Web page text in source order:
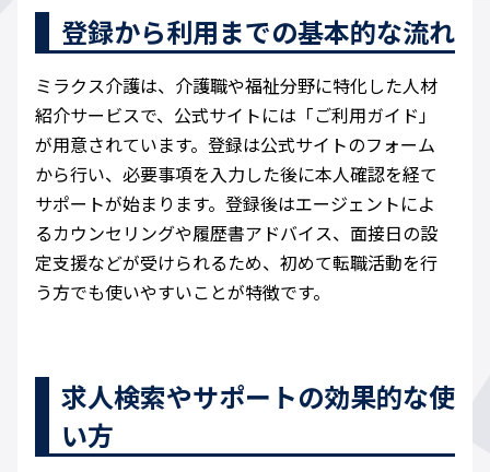
登録から利用までの基本的な流れ
ミラクス介護は、介護職や福祉分野に特化した人材
紹介サービスで、公式サイトには「ご利用ガイド」
が用意されています。登録は公式サイトのフォーム
から行い、必要事項を入力した後に本人確認を経て
サポートが始まります。登録後はエージェントによ
るカウンセリングや履歴書アドバイス、面接日の設
定支援などが受けられるため、初めて転職活動を行
う方でも使いやすいことが特徴です。
求人検索やサポートの効果的な使
い方